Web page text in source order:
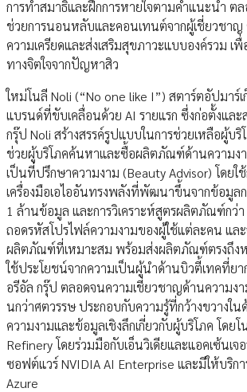
การทำสมาธิและฝึกการหายใจตามคำแนะนำ ตล
ช่วยการนอนหลับและคอนเทนต์จากผู้เชี่ยวชาญ
ความเครียดและส่งเสริมสุขภาวะแบบองค์รวม เ
ทางจิตใจจากปัญหาสิว
ใหม่โนลี Noli (“No one like I”) สตาร์ตอัปมาร์
แบรนด์ที่ขับเคลื่อนด้วย AI รายแรก ซึ่งก่อตั้งแล
กรุ๊ป Noli สร้างสรรค์รูปแบบในการช่วยเหลือผู้บ
ช่วยผู้บริโภคค้นหาและซื้อผลิตภัณฑ์ด้านความง
เป็นที่ปรึกษาความงาม (Beauty Advisor) โดยใช้
เครื่องมือเอไออันทรงพลังที่พัฒนาขึ้นจากข้อมูล
1 ล้านข้อมูล และการวิเคราะห์สูตรผลิตภัณฑ์กว่
ถอดรหัสโปรไฟล์ความงามของผู้ใช้แต่ละคน แล
ผลิตภัณฑ์ที่เหมาะสม พร้อมส่งผลิตภัณฑ์ตรงถึง
ใช้ประโยชน์จากความเป็นผู้นำด้านบิวตี้เทคที่ยา
อรีอัล กรุ๊ป ตลอดจนความเชี่ยวชาญด้านความง
นกว่าศตวรรษ ประกอบกับความรู้ที่กว้างขวางใ
ความงามและข้อมูลเชิงลึกเกี่ยวกับผู้บริโภค โดยโ
Refinery โดยร่วมมือกับเอ็นวิเดียและแอคเซ้นเจ
ซอฟต์แวร์ NVIDIA AI Enterprise และมีให้บริก
Azure